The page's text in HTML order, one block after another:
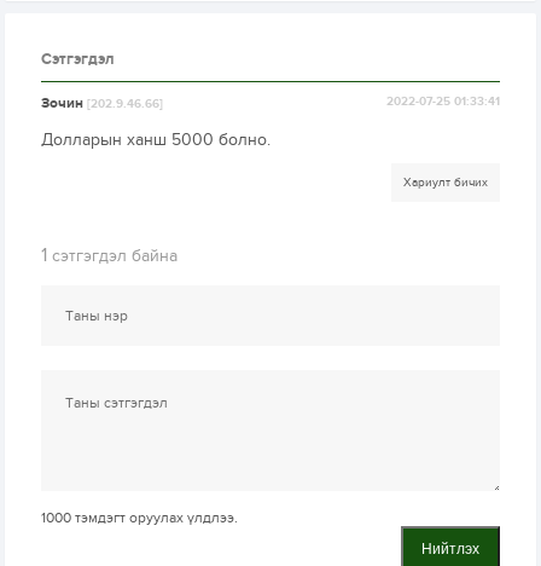
Сэтгэгдэл
Зочин[202.9.46.66] 2022-07-25 01:33:41
Долларын ханш 5000 болно.
Хариулт бичих
1 сэтгэгдэл байна
1000 тэмдэгт оруулах үлдлээ.
Нийтлэх